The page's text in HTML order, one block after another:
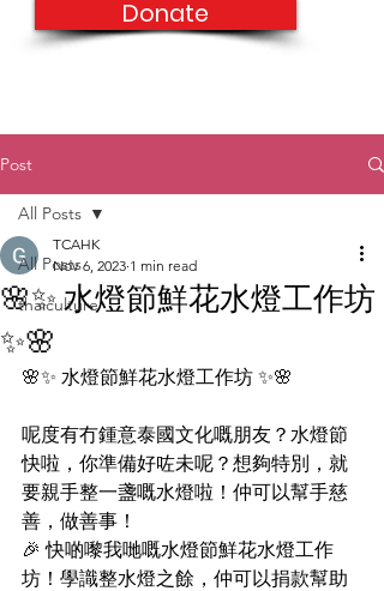
Donate
Post
All Posts
thaiculture
All Posts
🌸✨ 水燈節鮮花水燈工作坊
✨🌸
TCAHK
Nov 6, 2023 1 min read
🌸✨ 水燈節鮮花水燈工作坊 ✨🌸
呢度有冇鍾意泰國文化嘅朋友？水燈節
快啦，你準備好咗未呢？想夠特別，就
要親手整一盞嘅水燈啦！仲可以幫手慈
善，做善事！
🎉 快啲嚟我哋嘅水燈節鮮花水燈工作
坊！學識整水燈之餘，仲可以捐款幫助